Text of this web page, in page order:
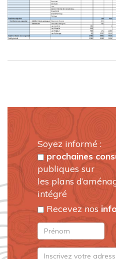
Soyez informé :
prochaines
publiques sur
les plans
intégré
Recevez nos